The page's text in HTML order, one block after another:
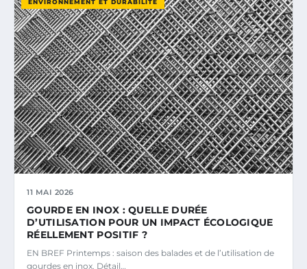
ENVIRONNEMENT ET DURABILITÉ
11 MAI 2026
GOURDE EN INOX : QUELLE DURÉE
D’UTILISATION POUR UN IMPACT ÉCOLOGIQUE
RÉELLEMENT POSITIF ?
EN BREF Printemps : saison des balades et de l’utilisation de
gourdes en inox. Détail…